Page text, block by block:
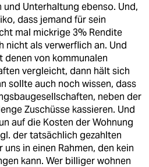
und Unterhaltung ebenso. Und,
dass jemand für sein
mal mickrige 3% Rendite
nicht als verwerflich an. Und
denen von kommunalen
vergleicht, dann hält sich
sollte auch noch wissen, dass
neben der
Zuschüsse kassieren. Und
auf die Kosten der Wohnung
der tatsächlich gezahlten
in einen Rahmen, den kein
kann. Wer billiger wohnen